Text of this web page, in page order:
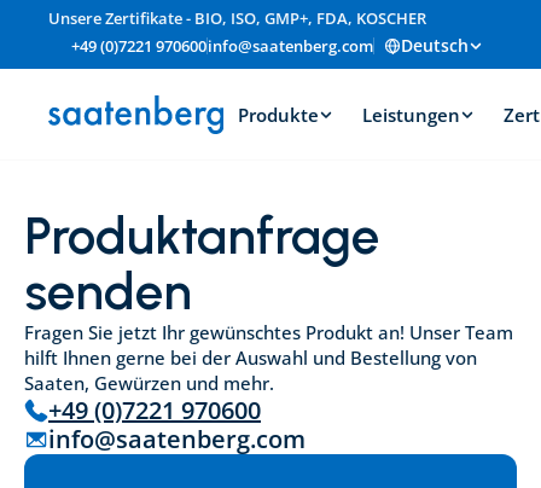
Unsere Zertifikate - BIO, ISO, GMP+, FDA, KOSCHER
+49 (0)7221 970600info@saatenberg.com Deutsch
Produkte Leistungen
Produktanfrage
senden
Fragen Sie jetzt Ihr gewünschtes Produkt an! Unser Team
hilft Ihnen gerne bei der Auswahl und Bestellung von
Saaten, Gewürzen und mehr.
+49 (0)7221 970600
info@saatenberg.com